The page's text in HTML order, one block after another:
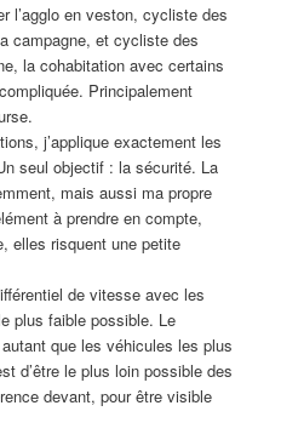
l’agglo en veston, cycliste des
campagne, et cycliste des
la cohabitation avec certains
Principalement
j’applique exactement les
seul objectif : la sécurité. La
mais aussi ma propre
à prendre en compte,
elles risquent une petite
de vitesse avec les
plus faible possible. Le
que les véhicules les plus
d’être le plus loin possible des
devant, pour être visible